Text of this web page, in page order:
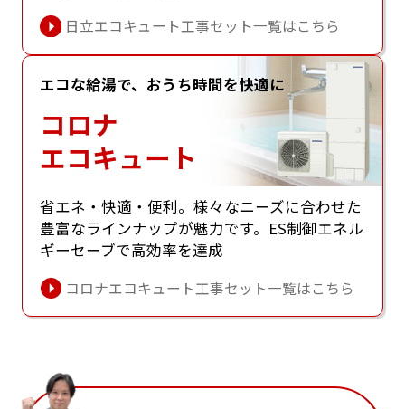
日立エコキュート工事セット一覧はこちら
エコな給湯で、おうち時間を快適に
コロナ
エコキュート
省エネ・快適・便利。様々なニーズに合わせた
豊富なラインナップが魅⼒です。ES制御エネル
ギーセーブで⾼効率を達成
コロナエコキュート工事セット一覧はこちら